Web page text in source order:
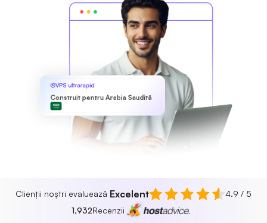
VPS ultrarapid
Construit pentru Arabia Saudită
Clienții noștri evaluează Excelent
4.9 / 5
1,932Recenzii